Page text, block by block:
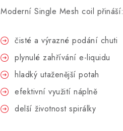
Moderní Single Mesh coil přináší:
čisté a výrazné podání chuti
plynulé zahřívání e-liquidu
hladký utaženější potah
efektivní využití náplně
delší životnost spirálky